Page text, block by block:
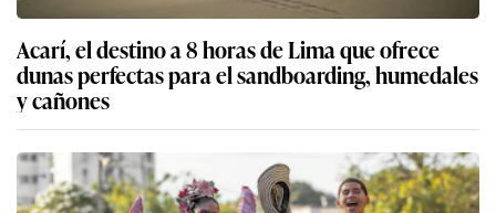
Acarí, el destino a 8 horas de Lima que ofrece
dunas perfectas para el sandboarding, humedales
y cañones